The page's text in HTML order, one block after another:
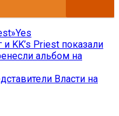
Yes
KK’s Priest показали
альбом на
Власти на